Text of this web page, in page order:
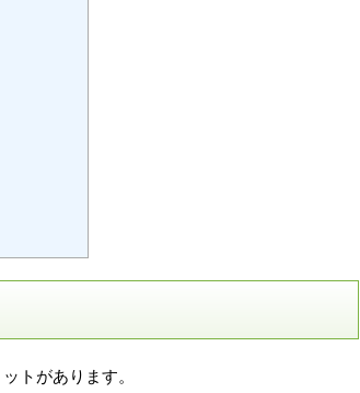
トがあります。